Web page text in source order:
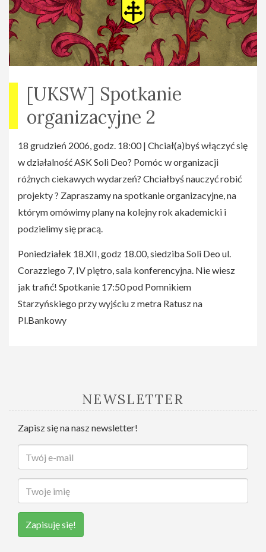
[UKSW] Spotkanie
organizacyjne 2
18 grudzień 2006, godz. 18:00 | Chciał(a)byś włączyć się
w działalność ASK Soli Deo? Pomóc w organizacji
różnych ciekawych wydarzeń? Chciałbyś nauczyć robić
projekty ? Zapraszamy na spotkanie organizacyjne, na
którym omówimy plany na kolejny rok akademicki i
podzielimy się pracą.
Poniedziałek 18.XII, godz 18.00, siedziba Soli Deo ul.
Corazziego 7, IV piętro, sala konferencyjna. Nie wiesz
jak trafić! Spotkanie 17:50 pod Pomnikiem
Starzyńskiego przy wyjściu z metra Ratusz na
Pl.Bankowy
NEWSLETTER
Zapisz się na nasz newsletter!
Zapisuję się!